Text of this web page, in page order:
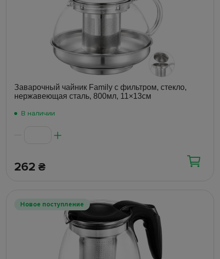
Заварочный чайник Family с фильтром, стекло,
нержавеющая сталь, 800мл, 11×13см
В наличии
262 ₴
Новое поступление